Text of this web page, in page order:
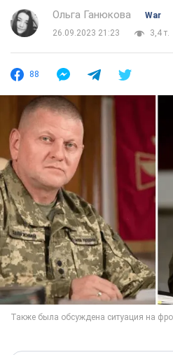
Ольга Ганюкова
War
26.09.2023 21:23
3,4 т.
88